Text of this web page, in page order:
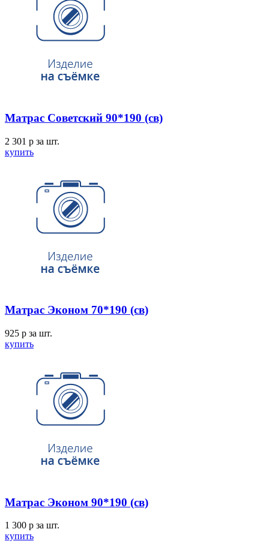
Матрас Советский 90*190 (св)
2 301 p за шт.
купить
Матрас Эконом 70*190 (св)
925 p за шт.
купить
Матрас Эконом 90*190 (св)
1 300 p за шт.
купить